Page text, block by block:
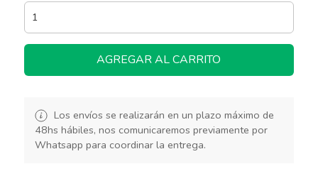
AGREGAR AL CARRITO
Los envíos se realizarán en un plazo máximo de
48hs hábiles, nos comunicaremos previamente por
Whatsapp para coordinar la entrega.